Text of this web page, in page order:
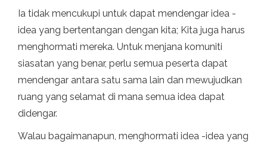
Ia tidak mencukupi untuk dapat mendengar idea -
idea yang bertentangan dengan kita; Kita juga harus
menghormati mereka. Untuk menjana komuniti
siasatan yang benar, perlu semua peserta dapat
mendengar antara satu sama lain dan mewujudkan
ruang yang selamat di mana semua idea dapat
didengar.
Walau bagaimanapun, menghormati idea -idea yang